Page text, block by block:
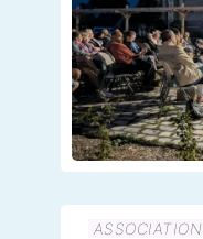
ASSOCIATION